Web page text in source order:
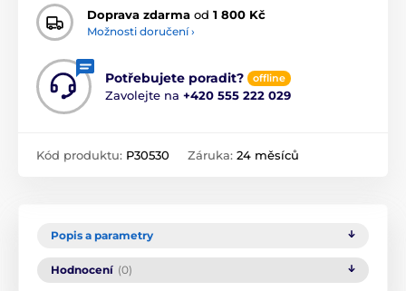
Doprava zdarma od 1 800 Kč
Možnosti doručení ›
Potřebujete poradit? offline
Zavolejte na +420 555 222 029
Kód produktu: P30530 Záruka: 24 měsíců
Popis a parametry
Hodnocení (0)